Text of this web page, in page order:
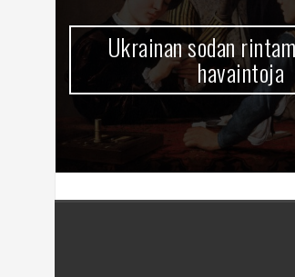
Ukrainan sodan
havaintoja